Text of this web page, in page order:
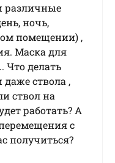
различные
ночь,
помещении) ,
Маска для
Что делать
ствола ,
ствол на
работать? А
с
получиться?